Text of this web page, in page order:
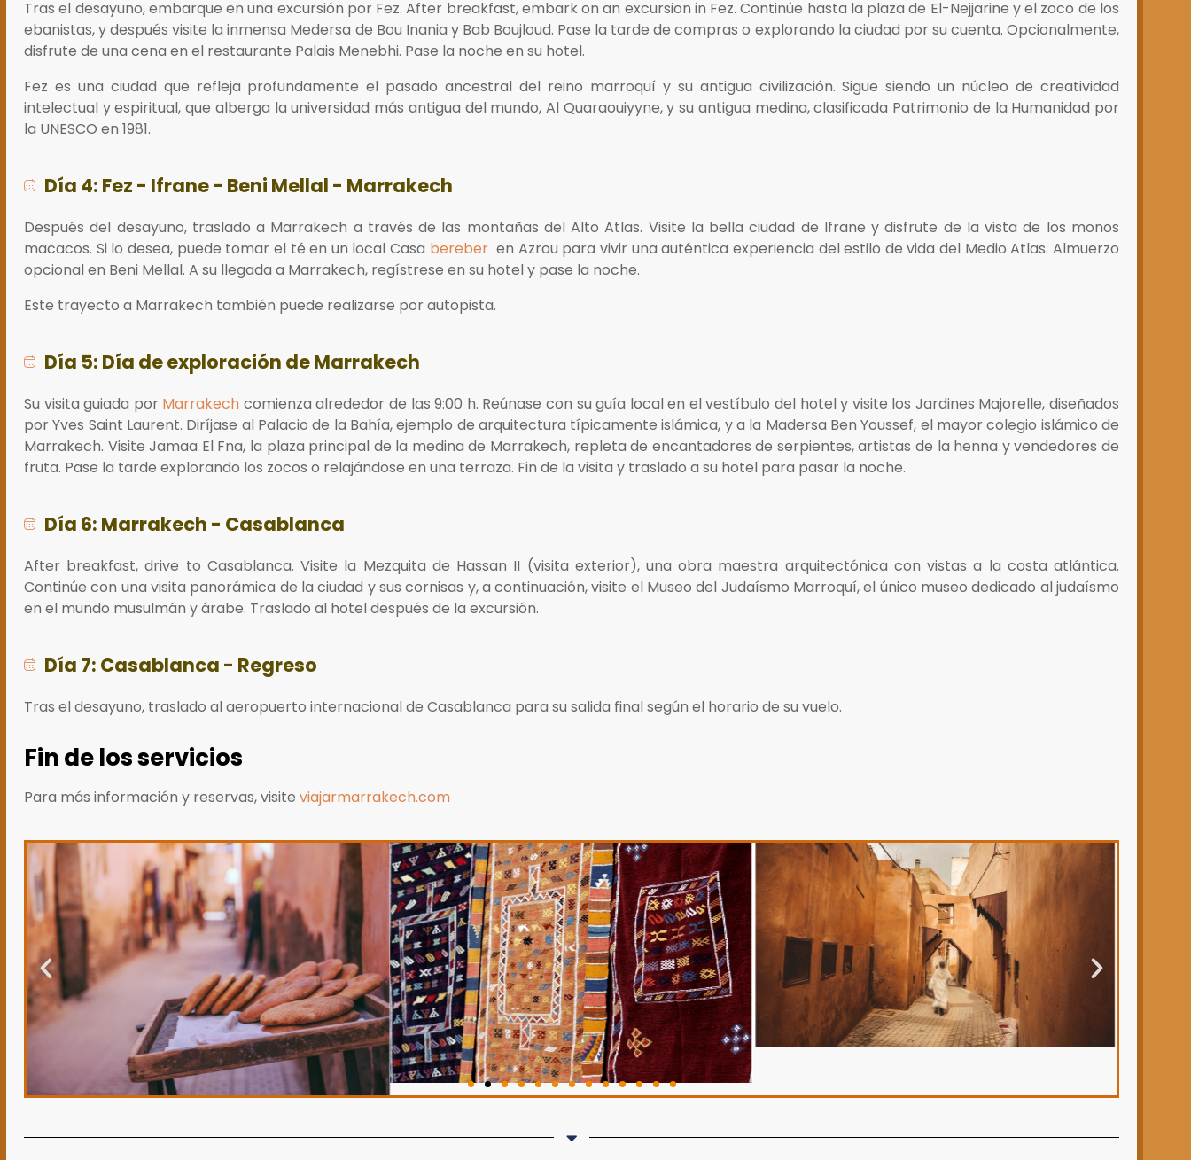
Tras el desayuno, embarque en una excursión por Fez. After breakfast, embark on an excursion in Fez. Continúe hasta la plaza de El-Nejjarine y el zoco de los
ebanistas, y después visite la inmensa Medersa de Bou Inania y Bab Boujloud. Pase la tarde de compras o explorando la ciudad por su cuenta. Opcionalmente,
disfrute de una cena en el restaurante Palais Menebhi. Pase la noche en su hotel.
Fez es una ciudad que refleja profundamente el pasado ancestral del reino marroquí y su antigua civilización. Sigue siendo un núcleo de creatividad
intelectual y espiritual, que alberga la universidad más antigua del mundo, Al Quaraouiyyne, y su antigua medina, clasificada Patrimonio de la Humanidad por
la UNESCO en 1981.
Día 4: Fez - Ifrane - Beni Mellal - Marrakech
Después del desayuno, traslado a Marrakech a través de las montañas del Alto Atlas. Visite la bella ciudad de Ifrane y disfrute de la vista de los monos
macacos. Si lo desea, puede tomar el té en un local Casa bereberen Azrou para vivir una auténtica experiencia del estilo de vida del Medio Atlas. Almuerzo
opcional en Beni Mellal. A su llegada a Marrakech, regístrese en su hotel y pase la noche.
Este trayecto a Marrakech también puede realizarse por autopista.
Día 5: Día de exploración de Marrakech
Su visita guiada por Marrakech comienza alrededor de las 9:00 h. Reúnase con su guía local en el vestíbulo del hotel y visite los Jardines Majorelle, diseñados
por Yves Saint Laurent. Diríjase al Palacio de la Bahía, ejemplo de arquitectura típicamente islámica, y a la Madersa Ben Youssef, el mayor colegio islámico de
Marrakech. Visite Jamaa El Fna, la plaza principal de la medina de Marrakech, repleta de encantadores de serpientes, artistas de la henna y vendedores de
fruta. Pase la tarde explorando los zocos o relajándose en una terraza. Fin de la visita y traslado a su hotel para pasar la noche.
Día 6: Marrakech - Casablanca
After breakfast, drive to Casablanca. Visite la Mezquita de Hassan II (visita exterior), una obra maestra arquitectónica con vistas a la costa atlántica.
Continúe con una visita panorámica de la ciudad y sus cornisas y, a continuación, visite el Museo del Judaísmo Marroquí, el único museo dedicado al judaísmo
en el mundo musulmán y árabe. Traslado al hotel después de la excursión.
Día 7: Casablanca - Regreso
Tras el desayuno, traslado al aeropuerto internacional de Casablanca para su salida final según el horario de su vuelo.
Fin de los servicios
Para más información y reservas, visite viajarmarrakech.com